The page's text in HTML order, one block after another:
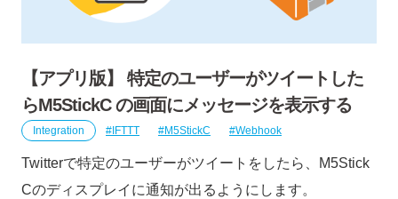
【アプリ版】 特定のユーザーがツイートした
らM5StickC の画面にメッセージを表示する
Integration IFTTT M5StickC Webhook
Twitterで特定のユーザーがツイートをしたら、M5Stick
Cのディスプレイに通知が出るようにします。